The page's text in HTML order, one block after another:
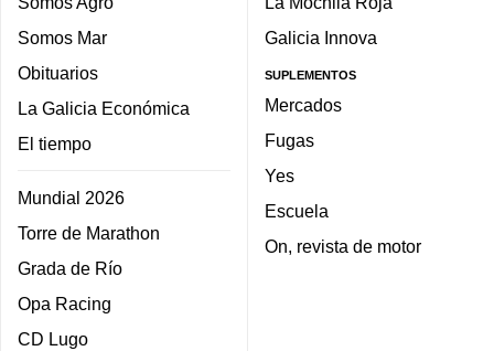
Somos Mar
Obituarios
La Galicia Económica
El tiempo
Mundial 2026
Torre de Marathon
Grada de Río
Opa Racing
CD Lugo
Galicia Innova
SUPLEMENTOS
Mercados
Fugas
Yes
Escuela
On, revista de motor